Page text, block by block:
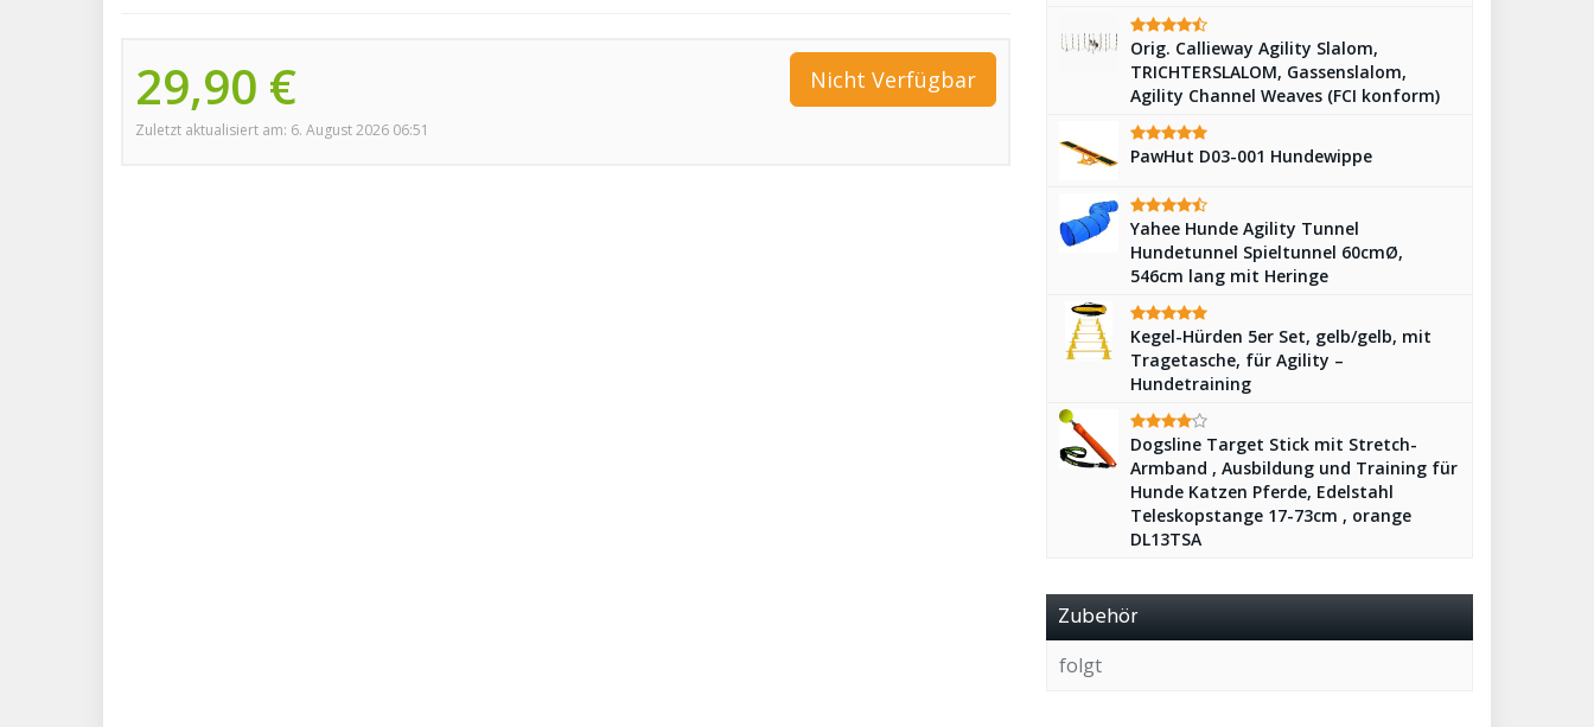
29,90 €
Zuletzt aktualisiert am: 6. August 2026 06:51
Nicht Verfügbar
Orig. Callieway Agility Slalom,
TRICHTERSLALOM, Gassenslalom,
Agility Channel Weaves (FCI konform)
PawHut D03-001 Hundewippe
Yahee Hunde Agility Tunnel
Hundetunnel Spieltunnel 60cmØ,
546cm lang mit Heringe
Kegel-Hürden 5er Set, gelb/gelb, mit
Tragetasche, für Agility –
Hundetraining
Dogsline Target Stick mit Stretch-
Armband , Ausbildung und Training für
Hunde Katzen Pferde, Edelstahl
Teleskopstange 17-73cm , orange
DL13TSA
Zubehör
folgt